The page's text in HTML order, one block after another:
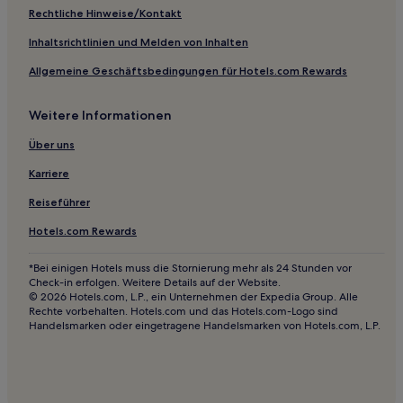
Gasthäuser in Tiberinsel
Hostels in Via Marsala
Gasthöfe in Via Nazionale
B&B in Via Nazionale
B&B in Monti
Gasthäuser in Appio Latino
B&B in Appio Latino
Gasthöfe in Rom
Campingplätze in Rom
Aparthotels in Rom
Gasthäuser in Piazza Barberini
Rechtliche Hinweise/Kontakt
Inhaltsrichtlinien und Melden von Inhalten
Allgemeine Geschäftsbedingungen für Hotels.com Rewards
Weitere Informationen
Über uns
Karriere
Reiseführer
Hotels.com Rewards
*Bei einigen Hotels muss die Stornierung mehr als 24 Stunden vor
Check-in erfolgen. Weitere Details auf der Website.
© 2026 Hotels.com, L.P., ein Unternehmen der Expedia Group. Alle
Rechte vorbehalten. Hotels.com und das Hotels.com-Logo sind
Handelsmarken oder eingetragene Handelsmarken von Hotels.com, L.P.